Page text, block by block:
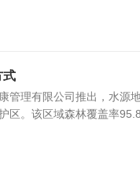
式
管理有限公司推出，水源
区。该区域森林覆盖率